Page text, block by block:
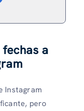
a
Instagram
pero